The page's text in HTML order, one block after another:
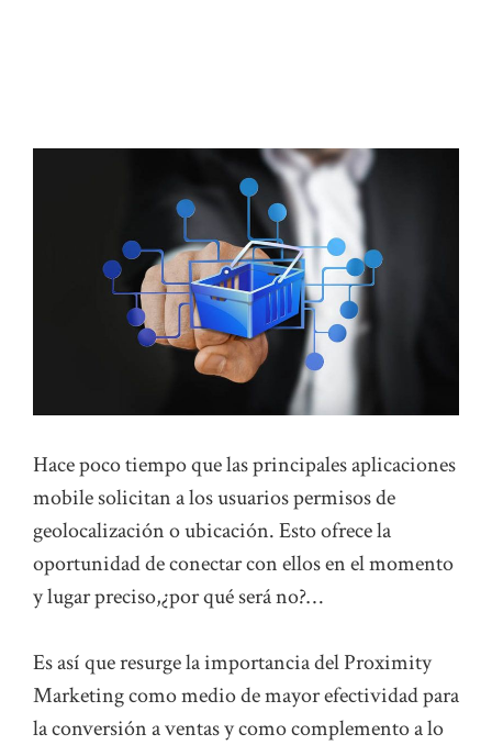
Hace poco tiempo que las principales aplicaciones
mobile solicitan a los usuarios permisos de
geolocalización o ubicación. Esto ofrece la
oportunidad de conectar con ellos en el momento
y lugar preciso,¿por qué será no?…
Es así que resurge la importancia del Proximity
Marketing como medio de mayor efectividad para
la conversión a ventas y como complemento a lo